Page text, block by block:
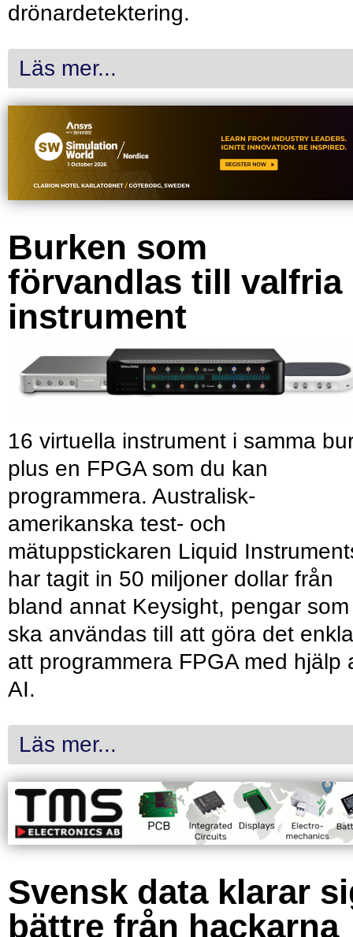
drönardetektering.
Läs mer...
Burken som
förvandlas till valfria
instrument
16 virtuella instrument i samma
plus en FPGA som du kan
programmera. Australisk-
amerikanska test- och
mätuppstickaren Liquid
har tagit in 50 miljoner dollar från
bland annat Keysight, pengar som
ska användas till att göra det
att programmera FPGA med hjälp
AI.
Läs mer...
Svensk data klarar
bättre från hackarna